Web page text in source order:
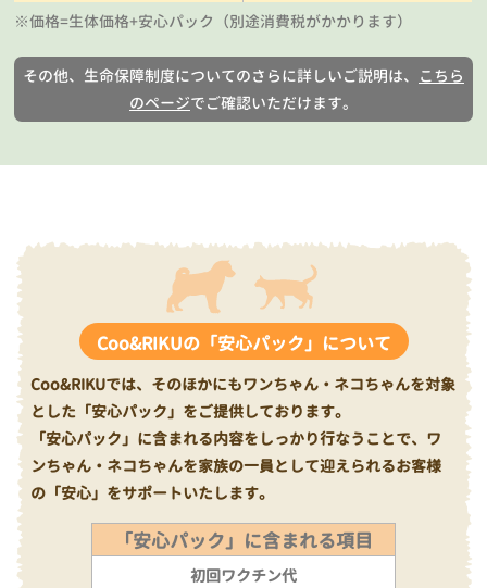
※価格=生体価格+安心パック（別途消費税がかかります）
その他、生命保障制度についてのさらに詳しいご説明は、 こちら
のページでご確認いただけます。
Coo&RIKUの「安心パック」について
Coo&RIKUでは、そのほかにもワンちゃん・ネコちゃんを対象
とした「安心パック」をご提供しております。
「安心パック」に含まれる内容をしっかり行なうことで、ワ
ンちゃん・ネコちゃんを家族の一員として迎えられるお客様
の「安心」をサポートいたします。
「安心パック」に含まれる項目
初回ワクチン代